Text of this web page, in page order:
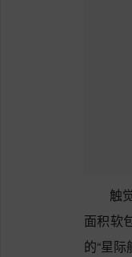
触
面积软
的“星际